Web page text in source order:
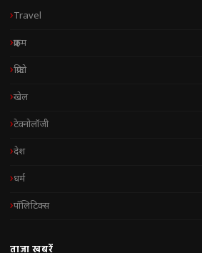
Travel
क्राइम
क्रिप्टो
खेल
टेक्नोलॉजी
देश
धर्म
पॉलिटिक्स
ताज़ा खबरें